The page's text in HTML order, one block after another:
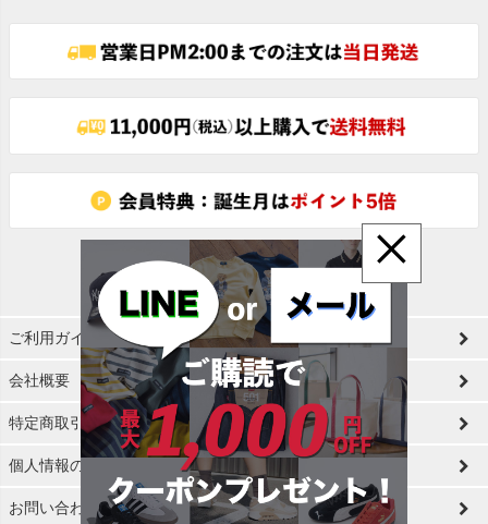
×
へ
ご利用ガイド
会社概要
特定商取引法に基づく表示
個人情報の取扱
お問い合わせ